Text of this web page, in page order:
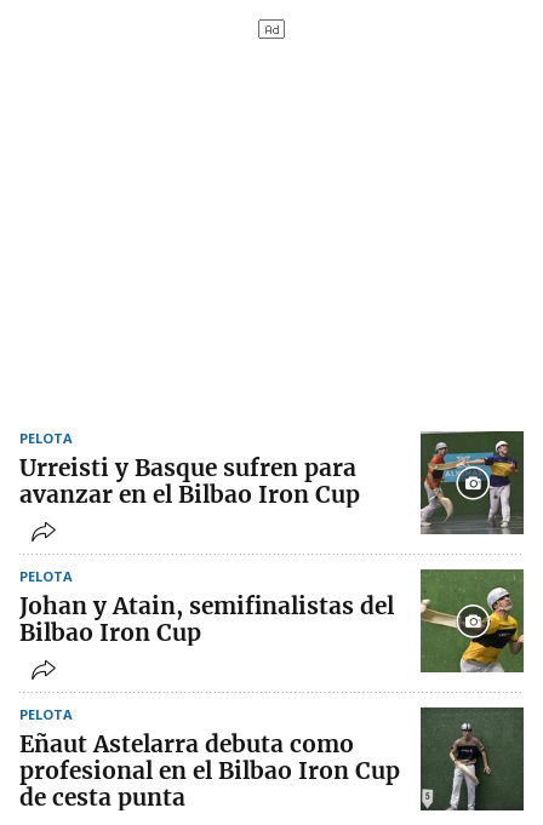
PELOTA
Urreisti y Basque sufren para
avanzar en el Bilbao Iron Cup
PELOTA
Johan y Atain, semifinalistas del
Bilbao Iron Cup
PELOTA
Eñaut Astelarra debuta como
profesional en el Bilbao Iron Cup
de cesta punta